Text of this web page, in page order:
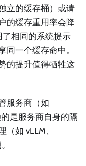
立的缓存桶）或请
的缓存重用率会降
相同的系统提示
同一个缓存命中。
的提升值得牺牲这
服务商（如
是服务商自身的隔
如 vLLM、